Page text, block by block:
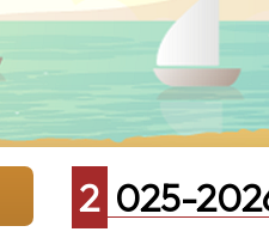
2025-